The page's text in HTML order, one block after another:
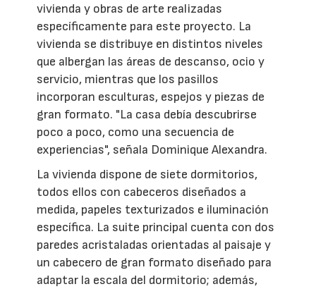
vivienda y obras de arte realizadas
específicamente para este proyecto. La
vivienda se distribuye en distintos niveles
que albergan las áreas de descanso, ocio y
servicio, mientras que los pasillos
incorporan esculturas, espejos y piezas de
gran formato. "La casa debía descubrirse
poco a poco, como una secuencia de
experiencias", señala Dominique Alexandra.
La vivienda dispone de siete dormitorios,
todos ellos con cabeceros diseñados a
medida, papeles texturizados e iluminación
específica. La suite principal cuenta con dos
paredes acristaladas orientadas al paisaje y
un cabecero de gran formato diseñado para
adaptar la escala del dormitorio; además,